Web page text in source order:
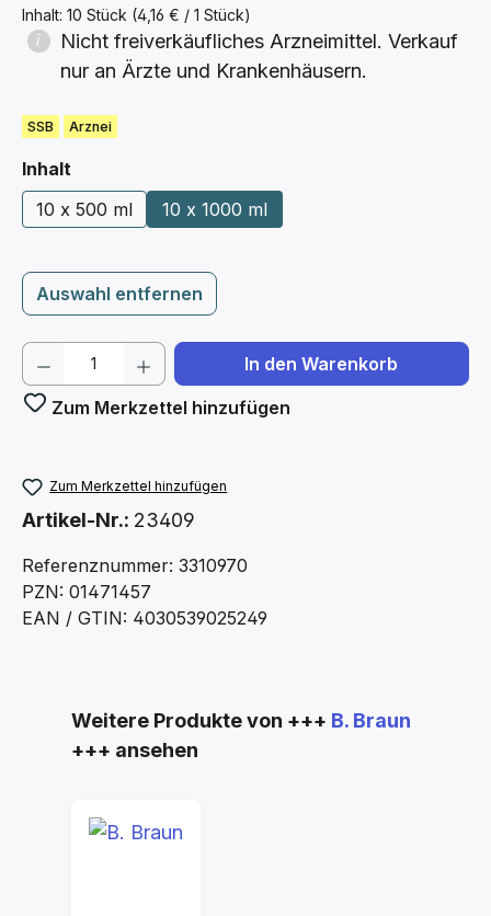
Inhalt: 10 Stück (4,16 € / 1 Stück)
Nicht freiverkäufliches Arzneimittel. Verkauf
nur an Ärzte und Krankenhäusern.
SSB Arznei
Inhalt
10 x 500 ml
10 x 1000 ml
Auswahl entfernen
Produkt Anzahl: Gib den gewünschten
In den Warenkorb
Zum Merkzettel hinzufügen
Zum Merkzettel hinzufügen
Artikel-Nr.: 23409
Referenznummer: 3310970
PZN: 01471457
EAN / GTIN: 4030539025249
Produktgalerie überspringen
Weitere Produkte von +++ B. Braun
+++ ansehen